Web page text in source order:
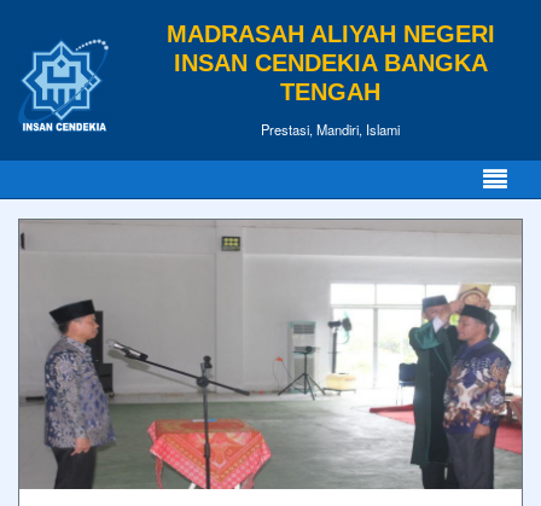
MADRASAH ALIYAH NEGERI
INSAN CENDEKIA BANGKA
TENGAH
Prestasi, Mandiri, Islami